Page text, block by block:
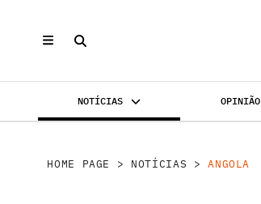
NOTÍCIAS OPINIÃO
HOME PAGE > NOTÍCIAS >ANGOLA